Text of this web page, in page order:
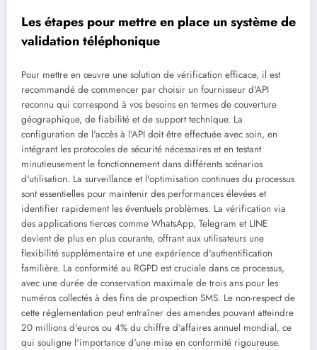
Les étapes pour mettre en place un système de
validation téléphonique
Pour mettre en œuvre une solution de vérification efficace, il est
recommandé de commencer par choisir un fournisseur d'API
reconnu qui correspond à vos besoins en termes de couverture
géographique, de fiabilité et de support technique. La
configuration de l'accès à l'API doit être effectuée avec soin, en
intégrant les protocoles de sécurité nécessaires et en testant
minutieusement le fonctionnement dans différents scénarios
d'utilisation. La surveillance et l'optimisation continues du processus
sont essentielles pour maintenir des performances élevées et
identifier rapidement les éventuels problèmes. La vérification via
des applications tierces comme WhatsApp, Telegram et LINE
devient de plus en plus courante, offrant aux utilisateurs une
flexibilité supplémentaire et une expérience d'authentification
familière. La conformité au RGPD est cruciale dans ce processus,
avec une durée de conservation maximale de trois ans pour les
numéros collectés à des fins de prospection SMS. Le non-respect de
cette réglementation peut entraîner des amendes pouvant atteindre
20 millions d'euros ou 4% du chiffre d'affaires annuel mondial, ce
qui souligne l'importance d'une mise en conformité rigoureuse.